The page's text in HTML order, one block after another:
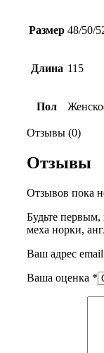
Размер 48/50/
Длина 115
Пол
Отзывы (0)
Отзывы
Отзывов пока
Будьте первым,
меха норки,
Ваш адрес
Ваша оценка *